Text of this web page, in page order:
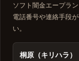
ソフト闇金エープラ
電話番号や連絡手段
い。
桐原（キリハラ）